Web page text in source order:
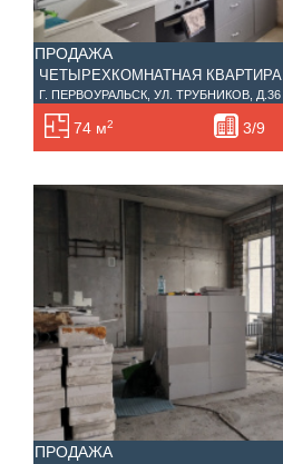
ПРОДАЖА
ЧЕТЫРЕХКОМНАТНАЯ КВАРТИРА
Г. ПЕРВОУРАЛЬСК, УЛ. ТРУБНИКОВ, Д.36
74 м2 3/9
ПРОДАЖА